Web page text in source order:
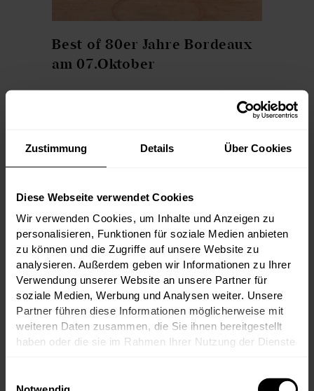
Zustimmung Details Über Cookies
Diese Webseite verwendet Cookies
Wir verwenden Cookies, um Inhalte und Anzeigen zu
personalisieren, Funktionen für soziale Medien anbieten
zu können und die Zugriffe auf unsere Website zu
analysieren. Außerdem geben wir Informationen zu Ihrer
Verwendung unserer Website an unsere Partner für
soziale Medien, Werbung und Analysen weiter. Unsere
Partner führen diese Informationen möglicherweise mit
weiteren Daten zusammen, die Sie ihnen bereitgestellt
haben oder die sie im Rahmen Ihrer Nutzung der Dienste
Best of 80er Jahre Bordeaux
am 07.Oktober
Von den ikonischen Premier Crus Château
Margaux, Château Haut-Brion und Château
Château d’Yquem versammelt dieses Tasting
zum Artikel 17.06.2026